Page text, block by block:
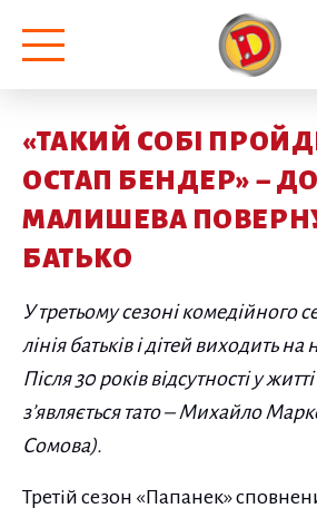
«ТАКИЙ СОБІ
ОСТАП БЕНДЕР» –
МАЛИШЕВА
БАТЬКО
У третьому сезоні комедійного
лінія батьків і дітей виходить
Після 30 років відсутності у
з’являється тато – Михайло
Сомова).
Третій сезон «Папанек»